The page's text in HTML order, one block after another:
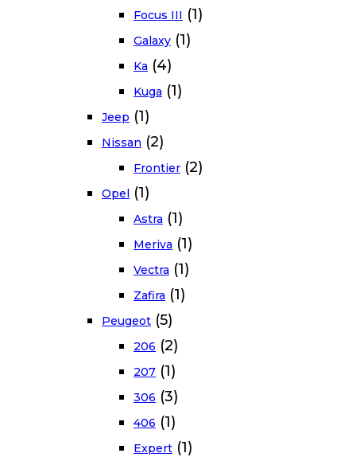
Focus III (1)
Galaxy (1)
Ka (4)
Kuga (1)
Jeep (1)
Nissan (2)
Frontier (2)
Opel (1)
Astra (1)
Meriva (1)
Vectra (1)
Zafira (1)
Peugeot (5)
206 (2)
207 (1)
306 (3)
406 (1)
Expert (1)